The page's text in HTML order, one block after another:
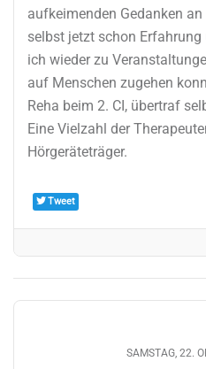
aufkeimenden Gedanken
selbst jetzt schon
ich wieder zu
auf Menschen zugehen
Reha beim 2. CI, übertraf
Eine Vielzahl der
Hörgeräteträger.
Tweet
SAMSTAG, 22.